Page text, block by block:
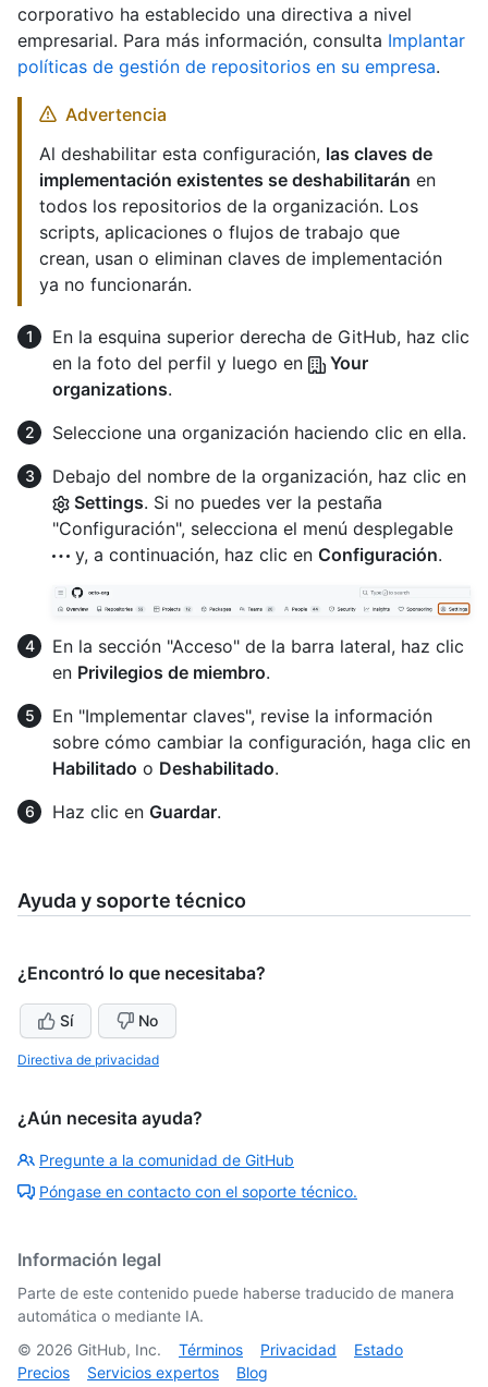
corporativo ha establecido una directiva a nivel
empresarial. Para más información, consulta Implantar
políticas de gestión de repositorios en su empresa.
Advertencia
Al deshabilitar esta configuración, las claves de
implementación existentes se deshabilitarán en
todos los repositorios de la organización. Los
scripts, aplicaciones o flujos de trabajo que
crean, usan o eliminan claves de implementación
ya no funcionarán.
En la esquina superior derecha de GitHub, haz clic
en la foto del perfil y luego en
Your
organizations.
Seleccione una organización haciendo clic en ella.
Debajo del nombre de la organización, haz clic en
Settings. Si no puedes ver la pestaña
"Configuración", selecciona el menú desplegable
y, a continuación, haz clic en Configuración.
En la sección "Acceso" de la barra lateral, haz clic
en Privilegios de miembro.
En "Implementar claves", revise la información
sobre cómo cambiar la configuración, haga clic en
Habilitado o Deshabilitado.
Haz clic en Guardar.
Ayuda y soporte técnico
¿Encontró lo que necesitaba?
Sí No
Directiva de privacidad
¿Aún necesita ayuda?
Pregunte a la comunidad de GitHub
Póngase en contacto con el soporte técnico.
Información legal
Parte de este contenido puede haberse traducido de manera
automática o mediante IA.
© 2026 GitHub, Inc. Términos Privacidad
Estado
Precios
Servicios expertos Blog